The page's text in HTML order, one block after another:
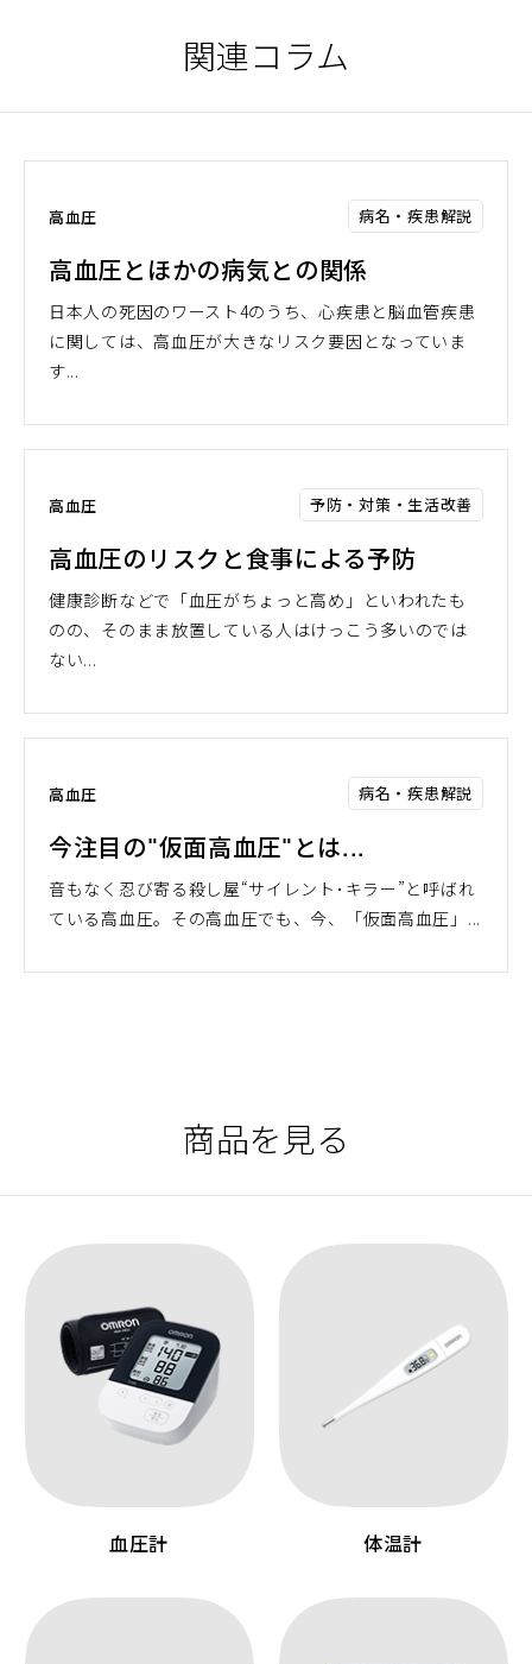
関連コラム
高血圧 病名・疾患解説
高血圧とほかの病気との関係
日本人の死因のワースト4のうち、心疾患と脳血管疾患
に関しては、高血圧が大きなリスク要因となっていま
す...
高血圧 予防・対策・生活改善
高血圧のリスクと食事による予防
健康診断などで「血圧がちょっと高め」といわれたも
のの、そのまま放置している人はけっこう多いのでは
ない...
高血圧 病名・疾患解説
今注目の"仮面高血圧"とは...
音もなく忍び寄る殺し屋“サイレント･キラー”と呼ばれ
ている高血圧。その高血圧でも、今、「仮面高血圧」...
商品を見る
血圧計 体温計